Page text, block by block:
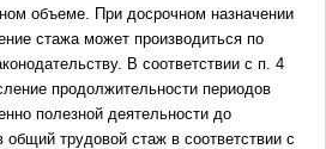
объеме. При досрочном назначении
стажа может производиться по
В соответствии с п. 4
продолжительности периодов
полезной деятельности до
трудовой стаж в соответствии с